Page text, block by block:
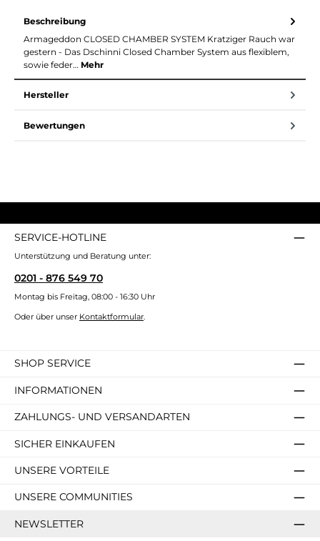
Beschreibung
Armageddon CLOSED CHAMBER SYSTEM Kratziger Rauch war
gestern - Das Dschinni Closed Chamber System aus flexiblem,
sowie feder… Mehr
Hersteller
Bewertungen
SERVICE-HOTLINE
Unterstützung und Beratung unter:
0201 - 876 549 70
Montag bis Freitag, 08:00 - 16:30 Uhr
Oder über unser Kontaktformular.
SHOP SERVICE
INFORMATIONEN
ZAHLUNGS- UND VERSANDARTEN
SICHER EINKAUFEN
UNSERE VORTEILE
UNSERE COMMUNITIES
NEWSLETTER